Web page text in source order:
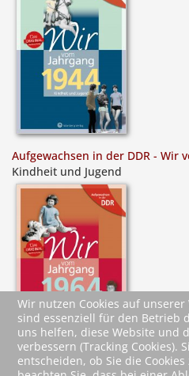
Aufgewachsen in der DDR - Wir
Kindheit und Jugend
Wir nutzen Cookies auf
sind essenziell für den Betrieb
uns helfen, diese Website und
verbessern (Tracking Cookies).
entscheiden, ob Sie die